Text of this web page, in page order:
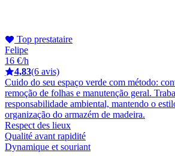
Top prestataire
Felipe
16 €/h
4,83(6 avis)
Cuido do seu espaço verde com método:
remoção de folhas e manutenção geral.
responsabilidade ambiental, mantendo o
organização do armazém de madeira.
Respect des lieux
Qualité avant rapidité
Dynamique et souriant